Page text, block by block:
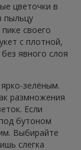
цветочки в
пыльцу
своего
с плотной,
явного слоя
зелёным.
размножения
Если
бутоном
Выбирайте
слегка